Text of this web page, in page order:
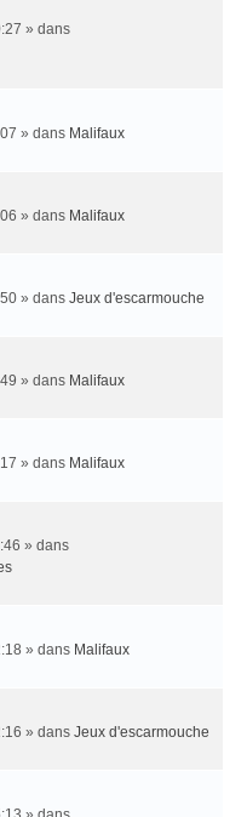
» dans
» dans Malifaux
» dans Malifaux
» dans Jeux d'escarmouche
» dans Malifaux
» dans Malifaux
» dans
» dans Malifaux
» dans Jeux d'escarmouche